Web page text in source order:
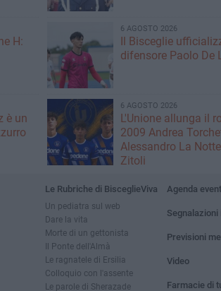
H:
6 AGOSTO 2026
Il Bisceglie
difensore Paolo De
è un
6 AGOSTO 2026
L'Unione allunga il
2009 Andrea
Alessandro La
Zitoli
Le Rubriche di BisceglieViva
Un pediatra sul web
Dare la vita
Morte di un gettonista
Il Ponte dell'Almà
Le ragnatele di Ersilia
Colloquio con l'assente
Le parole di Sherazade
Agenda
Segnalazioni
Previsioni
Video
Farmacie di